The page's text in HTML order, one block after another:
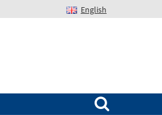
English
Suchen nach: